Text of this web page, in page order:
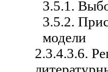
3.5.1.
3.5.2.
модели
2.3.4.3.6.